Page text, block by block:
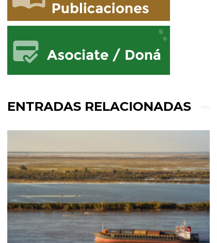
ENTRADAS RELACIONADAS